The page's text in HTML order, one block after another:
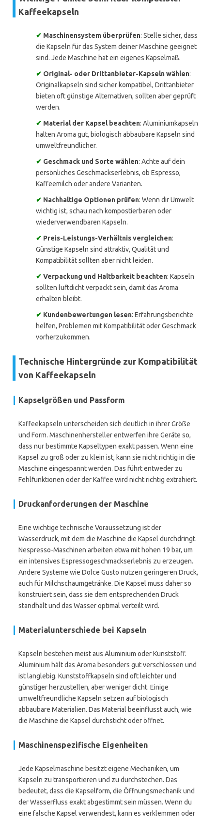
Kaffeekapseln
✔ Maschinensystem überprüfen: Stelle sicher, dass
die Kapseln für das System deiner Maschine geeignet
sind. Jede Maschine hat ein eigenes Kapselmaß.
✔ Original- oder Drittanbieter-Kapseln wählen:
Originalkapseln sind sicher kompatibel, Drittanbieter
bieten oft günstige Alternativen, sollten aber geprüft
werden.
✔ Material der Kapsel beachten: Aluminiumkapseln
halten Aroma gut, biologisch abbaubare Kapseln sind
umweltfreundlicher.
✔ Geschmack und Sorte wählen: Achte auf dein
persönliches Geschmackserlebnis, ob Espresso,
Kaffeemilch oder andere Varianten.
✔ Nachhaltige Optionen prüfen: Wenn dir Umwelt
wichtig ist, schau nach kompostierbaren oder
wiederverwendbaren Kapseln.
✔ Preis-Leistungs-Verhältnis vergleichen:
Günstige Kapseln sind attraktiv, Qualität und
Kompatibilität sollten aber nicht leiden.
✔ Verpackung und Haltbarkeit beachten: Kapseln
sollten luftdicht verpackt sein, damit das Aroma
erhalten bleibt.
✔ Kundenbewertungen lesen: Erfahrungsberichte
helfen, Problemen mit Kompatibilität oder Geschmack
vorherzukommen.
Technische Hintergründe zur Kompatibilität
von Kaffeekapseln
Kapselgrößen und Passform
Kaffeekapseln unterscheiden sich deutlich in ihrer Größe
und Form. Maschinenhersteller entwerfen ihre Geräte so,
dass nur bestimmte Kapseltypen exakt passen. Wenn eine
Kapsel zu groß oder zu klein ist, kann sie nicht richtig in die
Maschine eingespannt werden. Das führt entweder zu
Fehlfunktionen oder der Kaffee wird nicht richtig extrahiert.
Druckanforderungen der Maschine
Eine wichtige technische Voraussetzung ist der
Wasserdruck, mit dem die Maschine die Kapsel durchdringt.
Nespresso-Maschinen arbeiten etwa mit hohen 19 bar, um
ein intensives Espressogeschmackserlebnis zu erzeugen.
Andere Systeme wie Dolce Gusto nutzen geringeren Druck,
auch für Milchschaumgetränke. Die Kapsel muss daher so
konstruiert sein, dass sie dem entsprechenden Druck
standhält und das Wasser optimal verteilt wird.
Materialunterschiede bei Kapseln
Kapseln bestehen meist aus Aluminium oder Kunststoff.
Aluminium hält das Aroma besonders gut verschlossen und
ist langlebig. Kunststoffkapseln sind oft leichter und
günstiger herzustellen, aber weniger dicht. Einige
umweltfreundliche Kapseln setzen auf biologisch
abbaubare Materialien. Das Material beeinflusst auch, wie
die Maschine die Kapsel durchsticht oder öffnet.
Maschinenspezifische Eigenheiten
Jede Kapselmaschine besitzt eigene Mechaniken, um
Kapseln zu transportieren und zu durchstechen. Das
bedeutet, dass die Kapselform, die Öffnungsmechanik und
der Wasserfluss exakt abgestimmt sein müssen. Wenn du
eine falsche Kapsel verwendest, kann es verklemmen oder